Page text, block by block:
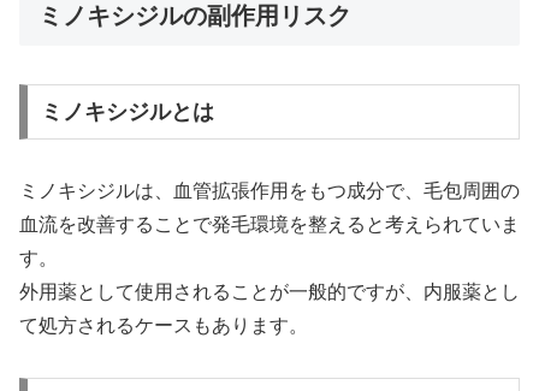
ミノキシジルの副作用リスク
ミノキシジルとは
ミノキシジルは、血管拡張作用をもつ成分で、毛包周囲の
血流を改善することで発毛環境を整えると考えられていま
す。
外用薬として使用されることが一般的ですが、内服薬とし
て処方されるケースもあります。